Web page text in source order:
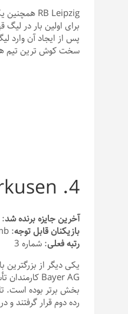
سخت کوش ترین تیم
4. Bayer Leverkusen: میراثی که ریشه در تاریخ دارد
آخرین جایزه برنده شد: DFB Cup ، 2017/18
بازیکنان قابل توجه: Lukas Hradecky ، Granit Xhaka ، Jonas Hoffman ، Niklas Lomb
رتبه فعلی: شماره 3
رده دوم قرار گرفتند و در نتیجه 2-1 به رئال مادرید